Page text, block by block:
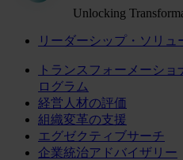
Unlocking
リーダーシップ・ソリュ
トランスフォーメーシ
ログラム
経営人材の評価
組織変革の支援
エグゼクティブサーチ
企業統治アドバイザリー